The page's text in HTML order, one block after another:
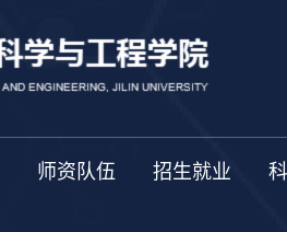
师资队伍 招生就业